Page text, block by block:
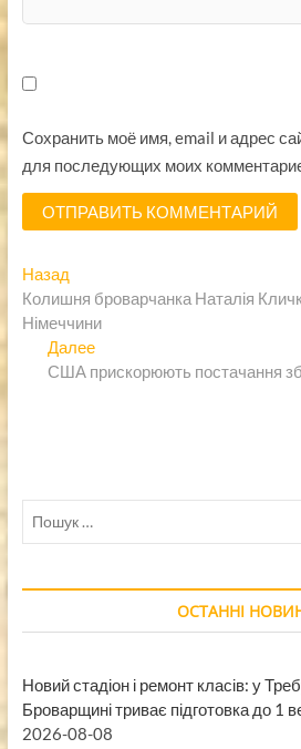
Сохранить моё имя, email и адрес
для последующих моих
Навигация
по
записям
НазадПредыдущая
запись:
Колишня броварчанка Наталія
Німеччини
ДалееСледующая
запись:
США прискорюють постачання
ОСТАННІ
Новий стадіон і ремонт класів: у
Броварщині триває підготовка до 1
2026-08-08